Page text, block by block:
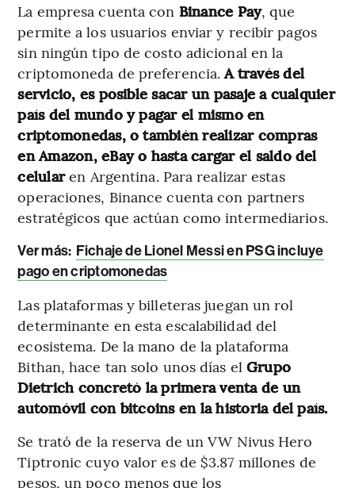
La empresa cuenta con Binance Pay, que
permite a los usuarios enviar y recibir pagos
sin ningún tipo de costo adicional en la
criptomoneda de preferencia.A través del
servicio, es posible sacar un pasaje a cualquier
país del mundo y pagar el mismo en
criptomonedas, o también realizar compras
en Amazon, eBay o hasta cargar el saldo del
celularen Argentina. Para realizar estas
operaciones, Binance cuenta con partners
estratégicos que actúan como intermediarios.
Ver más: Fichaje de Lionel Messi en PSG incluye
pago en criptomonedas
Las plataformas y billeteras juegan un rol
determinante en esta escalabilidad del
ecosistema. De la mano de la plataforma
Bithan, hace tan solo unos días el Grupo
Dietrich concretó la primera venta de un
automóvil con bitcoins en la historia del país.
Se trató de la reserva de un VW Nivus Hero
Tiptronic cuyo valor es de $3.87 millones de
pesos, un poco menos que los